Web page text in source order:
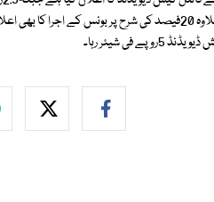
اعلان پہلے ہی کیا جاچکا ہے، اس کے علاوہ 20فیصد کی شرح
شیئر رہا۔